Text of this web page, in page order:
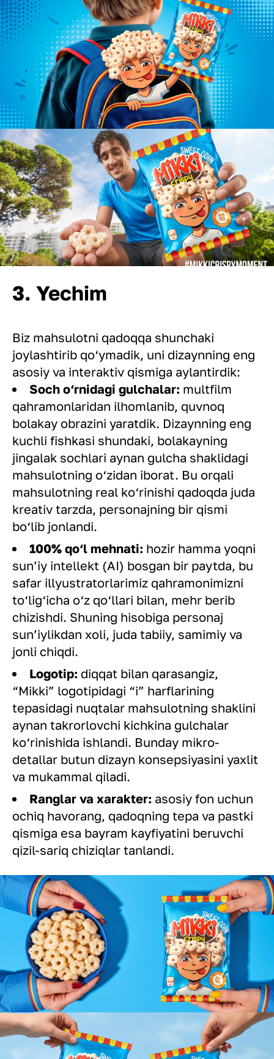
3. Yechim
Biz mahsulotni qadoqqa shunchaki
joylashtirib qo‘ymadik, uni dizaynning eng
asosiy va interaktiv qismiga aylantirdik:
Soch o‘rnidagi gulchalar: multfilm
qahramonlaridan ilhomlanib, quvnoq
bolakay obrazini yaratdik. Dizaynning eng
kuchli fishkasi shundaki, bolakayning
jingalak sochlari aynan gulcha shaklidagi
mahsulotning o‘zidan iborat. Bu orqali
mahsulotning real ko‘rinishi qadoqda juda
kreativ tarzda, personajning bir qismi
bo‘lib jonlandi.
100% qo‘l mehnati: hozir hamma yoqni
sun’iy intellekt (AI) bosgan bir paytda, bu
safar illyustratorlarimiz qahramonimizni
to‘lig‘icha o‘z qo‘llari bilan, mehr berib
chizishdi. Shuning hisobiga personaj
sun’iylikdan xoli, juda tabiiy, samimiy va
jonli chiqdi.
Logotip: diqqat bilan qarasangiz,
“Mikki” logotipidagi “i” harflarining
tepasidagi nuqtalar mahsulotning shaklini
aynan takrorlovchi kichkina gulchalar
ko‘rinishida ishlandi. Bunday mikro-
detallar butun dizayn konsepsiyasini yaxlit
va mukammal qiladi.
Ranglar va xarakter: asosiy fon uchun
ochiq havorang, qadoqning tepa va pastki
qismiga esa bayram kayfiyatini beruvchi
qizil-sariq chiziqlar tanlandi.